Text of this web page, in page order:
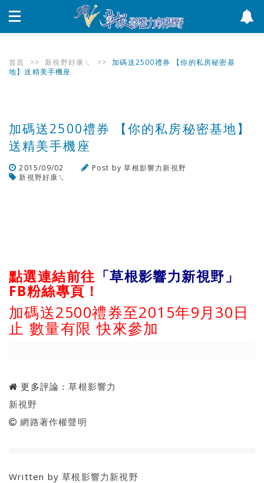
首頁 >> 新視野好康ㄟ >>
加碼送2500禮券 【你的私房秘密基
地】送精美手機座
加碼送2500禮券 【你的私房秘密基地】
送精美手機座
2015/09/02 Post by草根影響力新視野
新視野好康ㄟ
點選連結前往 「草根影響力新視野」
FB粉絲專頁 ！
加碼送2500禮券至2015年9月30日
止 數量有限 快來參加
更多評論：草根影響力
新視野
網路著作權聲明
Written by草根影響力新視野